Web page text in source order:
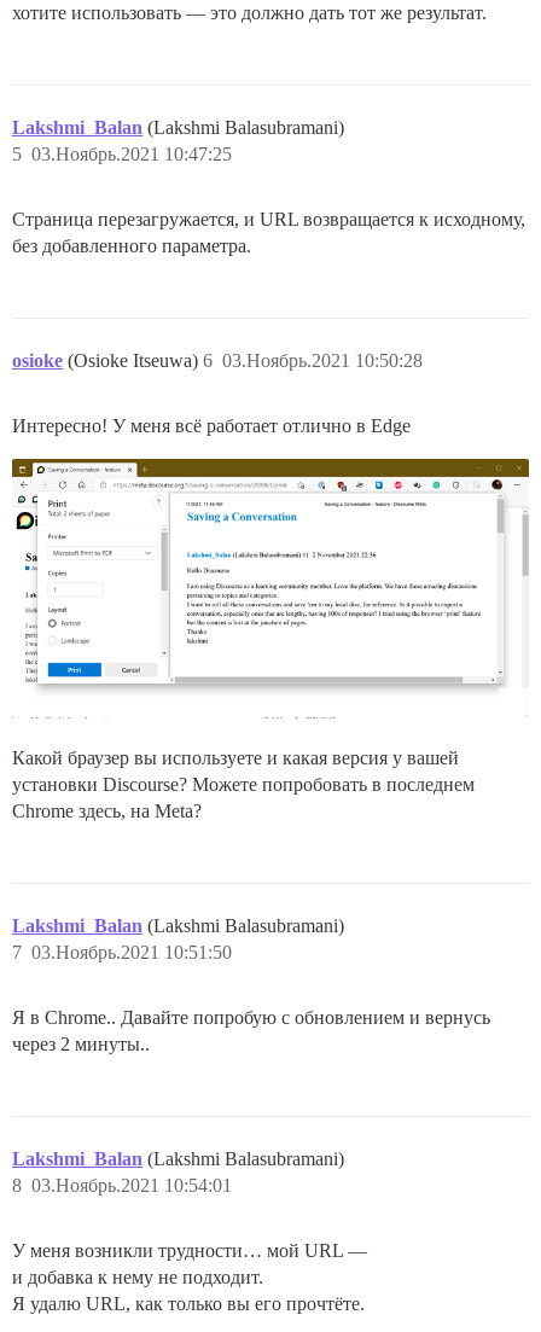
хотите использовать — это должно дать тот же результат.
Lakshmi_Balan (Lakshmi Balasubramani)
03.Ноябрь.2021 10:47:25
5
Страница перезагружается, и URL возвращается к исходному,
без добавленного параметра.
osioke (Osioke Itseuwa) 03.Ноябрь.2021 10:50:28
6
Интересно! У меня всё работает отлично в Edge
Какой браузер вы используете и какая версия у вашей
установки Discourse? Можете попробовать в последнем
Chrome здесь, на Meta?
Lakshmi_Balan (Lakshmi Balasubramani)
03.Ноябрь.2021 10:51:50
7
Я в Chrome.. Давайте попробую с обновлением и вернусь
через 2 минуты..
Lakshmi_Balan (Lakshmi Balasubramani)
03.Ноябрь.2021 10:54:01
8
У меня возникли трудности… мой URL —
и добавка к нему не подходит.
Я удалю URL, как только вы его прочтёте.